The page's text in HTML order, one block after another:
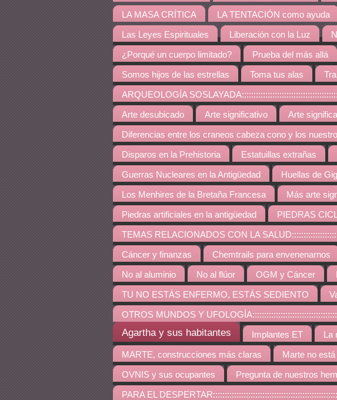
LA MASA CRÍTICA LA TENTACIÓN como ayuda
Las Leyes Espirituales Liberación con la Luz
¿Porqué un cuerpo limitado? Prueba del más allá
Somos hijos de las estrellas Toma tus alas
ARQUEOLOGÍA
Arte desubicado Arte significativo Arte
Diferencias entre los craneos cabeza cono y los
Disparos en la Prehistoria Estatuillas extrañas
Guerras Nucleares en la Antigüedad Huellas de
Los Menhires de la Bretaña Francesa Más arte
Piedras artificiales en la antigüedad PIEDRAS
TEMAS RELACIONADOS CON LA
Cáncer y finanzas Chemtrails para envenenarnos
No al aluminio No al flúor OGM y Cáncer
TU NO ESTÁS ENFERMO, ESTÁS SEDIENTO
OTROS MUNDOS Y
Agartha y sus habitantes Implantes ET
MARTE, construcciones más claras Marte no
OVNIS y sus ocupantes Pregunta de nuestros
PARA EL